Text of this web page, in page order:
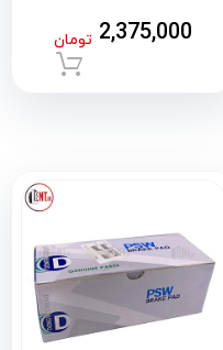
2,375,000 تومان